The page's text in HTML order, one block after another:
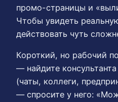
промо-страницы и
Чтобы увидеть
действовать чуть
Короткий, но рабочий
— найдите
(чаты, коллеги,
— спросите у него: